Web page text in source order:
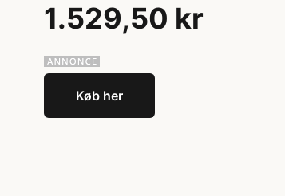
1.529,50 kr
Køb her